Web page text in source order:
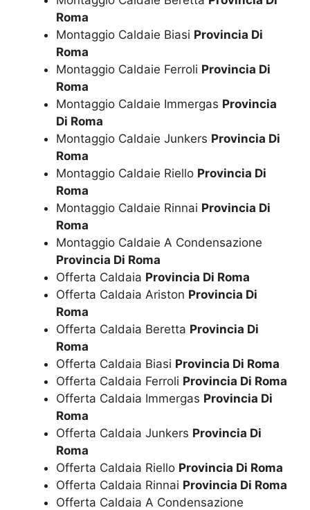
Roma
Montaggio Caldaie Biasi Provincia Di
Roma
Montaggio Caldaie Ferroli Provincia Di
Roma
Montaggio Caldaie Immergas Provincia
Di Roma
Montaggio Caldaie Junkers Provincia Di
Roma
Montaggio Caldaie Riello Provincia Di
Roma
Montaggio Caldaie Rinnai Provincia Di
Roma
Montaggio Caldaie A Condensazione
Provincia Di Roma
Offerta Caldaia Provincia Di Roma
Offerta Caldaia Ariston Provincia Di
Roma
Offerta Caldaia Beretta Provincia Di
Roma
Offerta Caldaia Biasi Provincia Di Roma
Offerta Caldaia Ferroli Provincia Di Roma
Offerta Caldaia Immergas Provincia Di
Roma
Offerta Caldaia Junkers Provincia Di
Roma
Offerta Caldaia Riello Provincia Di Roma
Offerta Caldaia Rinnai Provincia Di Roma
Offerta Caldaia A Condensazione